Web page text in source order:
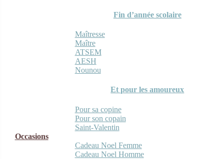
Fin d’année scolaire
Maîtresse
Maître
ATSEM
AESH
Nounou
Et pour les amoureux
Pour sa copine
Pour son copain
Saint-Valentin
Occasions
Cadeau Noel Femme
Cadeau Noel Homme